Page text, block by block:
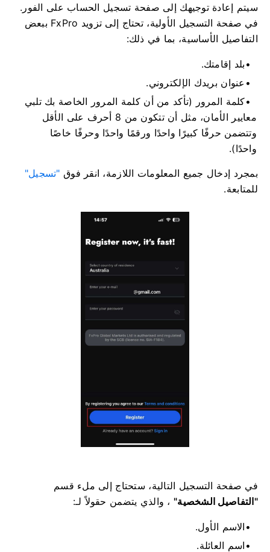
سيتم إعادة توجيهك إلى صفحة تسجيل الحساب على الفور.
في صفحة التسجيل الأولية، تحتاج إلى تزويد FxPro ببعض
التفاصيل الأساسية، بما في ذلك:
بلد إقامتك.
عنوان بريدك الإلكتروني.
كلمة المرور (تأكد من أن كلمة المرور الخاصة بك تلبي
معايير الأمان، مثل أن تتكون من 8 أحرف على الأقل
وتتضمن حرفًا كبيرًا واحدًا ورقمًا واحدًا وحرفًا خاصًا
واحدًا).
بمجرد إدخال جميع المعلومات اللازمة، انقر فوق "تسجيل"
للمتابعة.
في صفحة التسجيل التالية، ستحتاج إلى ملء قسم
"التفاصيل الشخصية" ، والذي يتضمن حقولاً لـ:
الاسم الأول.
اسم العائلة.